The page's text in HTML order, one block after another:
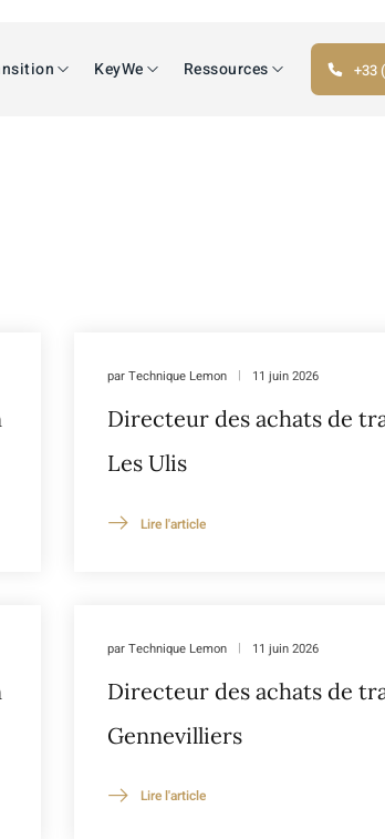
KeyWe Ressources +33
parTechnique Lemon 11 juin 2026
Directeur des achats de
Les Ulis
Lire l'article
parTechnique Lemon 11 juin 2026
Directeur des achats de
Gennevilliers
Lire l'article